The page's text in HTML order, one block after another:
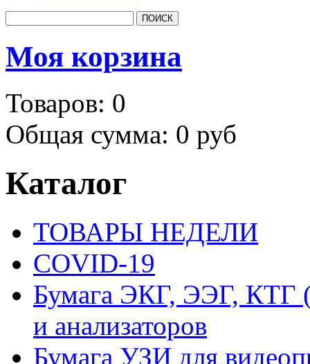
Моя корзина
Товаров: 0
Общая сумма: 0 руб
Каталог
ТОВАРЫ НЕДЕЛИ
COVID-19
Бумага ЭКГ, ЭЭГ, КТГ
и анализаторов
Бумага УЗИ для